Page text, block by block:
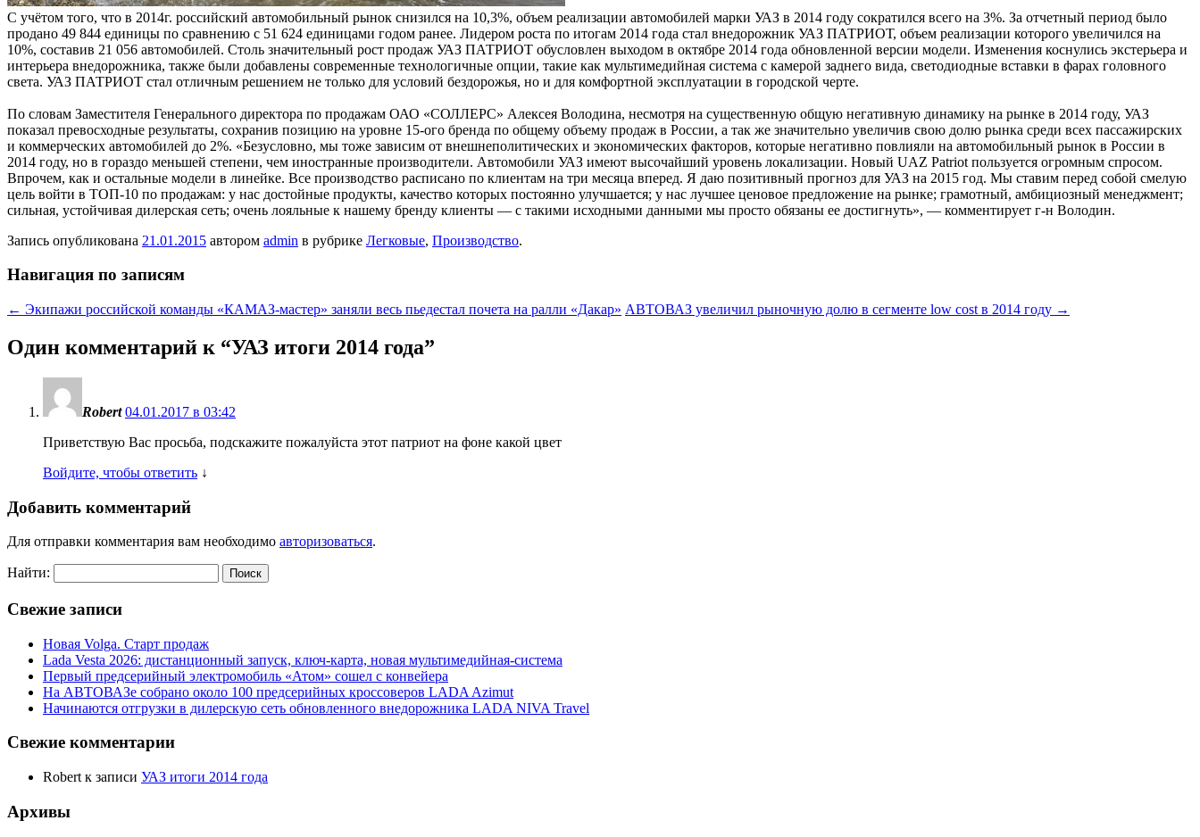
С учётом того, что в 2014г. российский автомобильный рынок снизился на 10,3%, объем реализации автомобилей марки УАЗ в 2014 году сократился всего на 3%. За отчетный период было
продано 49 844 единицы по сравнению с 51 624 единицами годом ранее. Лидером роста по итогам 2014 года стал внедорожник УАЗ ПАТРИОТ, объем реализации которого увеличился на
10%, составив 21 056 автомобилей. Столь значительный рост продаж УАЗ ПАТРИОТ обусловлен выходом в октябре 2014 года обновленной версии модели. Изменения коснулись экстерьера и
интерьера внедорожника, также были добавлены современные технологичные опции, такие как мультимедийная система с камерой заднего вида, светодиодные вставки в фарах головного
света. УАЗ ПАТРИОТ стал отличным решением не только для условий бездорожья, но и для комфортной эксплуатации в городской черте.
По словам Заместителя Генерального директора по продажам ОАО «СОЛЛЕРС» Алексея Володина, несмотря на существенную общую негативную динамику на рынке в 2014 году, УАЗ
показал превосходные результаты, сохранив позицию на уровне 15-ого бренда по общему объему продаж в России, а так же значительно увеличив свою долю рынка среди всех пассажирских
и коммерческих автомобилей до 2%. «Безусловно, мы тоже зависим от внешнеполитических и экономических факторов, которые негативно повлияли на автомобильный рынок в России в
2014 году, но в гораздо меньшей степени, чем иностранные производители. Автомобили УАЗ имеют высочайший уровень локализации. Новый UAZ Patriot пользуется огромным спросом.
Впрочем, как и остальные модели в линейке. Все производство расписано по клиентам на три месяца вперед. Я даю позитивный прогноз для УАЗ на 2015 год. Мы ставим перед собой смелую
цель войти в ТОП-10 по продажам: у нас достойные продукты, качество которых постоянно улучшается; у нас лучшее ценовое предложение на рынке; грамотный, амбициозный менеджмент;
сильная, устойчивая дилерская сеть; очень лояльные к нашему бренду клиенты — с такими исходными данными мы просто обязаны ее достигнуть», — комментирует г-н Володин.
Запись опубликована 21.01.2015 автором admin в рубрике Легковые, Производство.
Навигация по записям
← Экипажи российской команды «КАМАЗ-мастер» заняли весь пьедестал почета на ралли «Дакар» АВТОВАЗ увеличил рыночную долю в сегменте low cost в 2014 году →
Один комментарий к “УАЗ итоги 2014 года”
Robert 04.01.2017 в 03:42
Приветствую Вас просьба, подскажите пожалуйста этот патриот на фоне какой цвет
Войдите, чтобы ответить ↓
Добавить комментарий
Для отправки комментария вам необходимо авторизоваться.
Найти:
Свежие записи
Новая Volga. Старт продаж
Lada Vesta 2026: дистанционный запуск, ключ-карта, новая мультимедийная-система
Первый предсерийный электромобиль «Атом» сошел с конвейера
На АВТОВАЗе собрано около 100 предсерийных кроссоверов LADA Azimut
Начинаются отгрузки в дилерскую сеть обновленного внедорожника LADA NIVA Travel
Свежие комментарии
Robert к записи УАЗ итоги 2014 года
Архивы